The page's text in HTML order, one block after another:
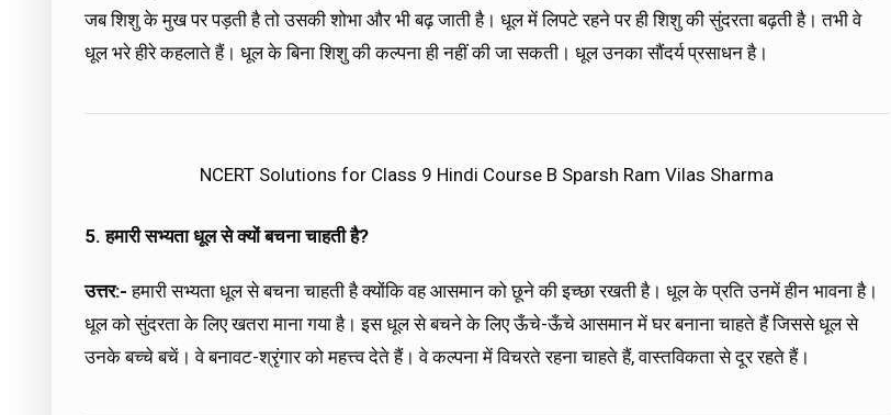
जब शिशु के मुख पर पड़ती है तो उसकी शोभा और भी बढ़ जाती है। धूल में लिपटे रहने पर ही शिशु की सुंदरता बढ़ती है। तभी वे
धूल भरे हीरे कहलाते हैं। धूल के बिना शिशु की कल्पना ही नहीं की जा सकती। धूल उनका सौंदर्य प्रसाधन है।
NCERT Solutions for Class 9 Hindi Course B Sparsh Ram Vilas Sharma
5. हमारी सभ्यता धूल से क्यों बचना चाहती है?
उत्तर:-हमारी सभ्यता धूल से बचना चाहती है क्योंकि वह आसमान को छूने की इच्छा रखती है। धूल के प्रति उनमें हीन भावना है।
धूल को सुंदरता के लिए खतरा माना गया है। इस धूल से बचने के लिए ऊँचे-ऊँचे आसमान में घर बनाना चाहते हैं जिससे धूल से
उनके बच्चे बचें। वे बनावट-श्रृंगार को महत्त्व देते हैं। वे कल्पना में विचरते रहना चाहते हैं, वास्तविकता से दूर रहते हैं।